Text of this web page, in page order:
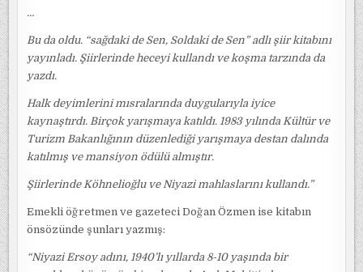
…
Bu da oldu. “sağdaki de Sen, Soldaki de Sen” adlı şiir kitabını
yayınladı. Şiirlerinde heceyi kullandı ve koşma tarzında da
yazdı.
Halk deyimlerini mısralarında duygularıyla iyice
kaynaştırdı. Birçok yarışmaya katıldı. 1983 yılında Kültür ve
Turizm Bakanlığının düzenlediği yarışmaya destan dalında
katılmış ve mansiyon ödülü almıştır.
Şiirlerinde Köhnelioğlu ve Niyazi mahlaslarını kullandı.”
Emekli öğretmen ve gazeteci Doğan Özmen ise kitabın
önsözünde şunları yazmış:
“Niyazi Ersoy adını, 1940’lı yıllarda 8-10 yaşında bir